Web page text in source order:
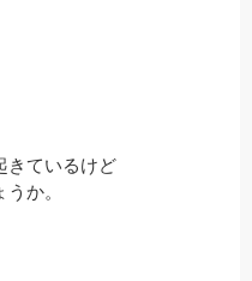
きているけど
か。